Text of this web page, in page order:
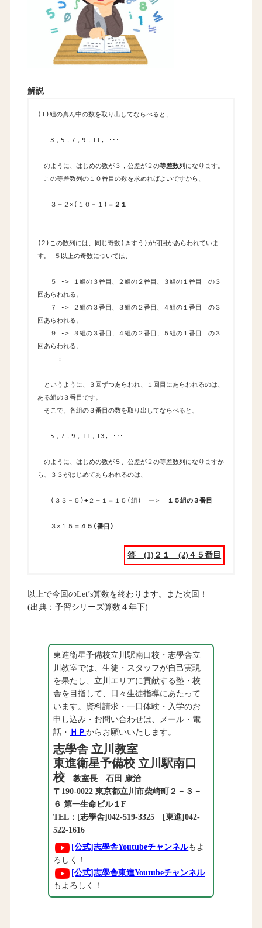
解説
(1)組の真ん中の数を取り出してならべると、
3，5，7，9，11, ･･･
のように、はじめの数が３，公差が２の等差数列 になります。
この等差数列の１０番目の数を求めればよいですから、
３＋２×(１０－１)＝ ２１
(2)この数列には、同じ奇数(きすう)が何回かあらわれていま
す。 ５以上の奇数については、
５ -> １組の３番目、２組の２番目、３組の１番目 の３
回あらわれる。
７ -> ２組の３番目、３組の２番目、４組の１番目 の３
回あらわれる。
９ -> ３組の３番目、４組の２番目、５組の１番目 の３
回あらわれる。
：
というように、３回ずつあらわれ、１回目にあらわれるのは、
ある組の３番目です。
そこで、各組の３番目の数を取り出してならべると、
5，7，9，11，13, ･･･
のように、はじめの数が５、公差が２の等差数列になりますか
ら、３３がはじめてあらわれるのは、
(３３－５)÷２＋１＝１５(組) ー＞ １５組の３番目
３×１５＝ ４５(番目)
答 (1)２１ (2)４５番目
以上で今回のLet’s算数を終わります。また次回！
(出典：予習シリーズ算数４年下)
東進衛星予備校立川駅南口校・志學舎立
川教室では、生徒・スタッフが自己実現
を果たし、立川エリアに貢献する塾・校
舎を目指して、日々生徒指導にあたって
います。資料請求・一日体験・入学のお
申し込み・お問い合わせは、メール・電
話・
ＨＰからお願いいたします。
志學舎 立川教室
東進衛星予備校 立川駅南口
校 教室長 石田 康治
〒190-0022 東京都立川市柴崎町２－３－
６ 第一生命ビル１F
TEL：[志學舎]042-519-3325 [東進]042-
522-1616
[公式]志學舎Youtubeチャンネルもよ
ろしく！
[公式]志學舎東進Youtubeチャンネル
もよろしく！